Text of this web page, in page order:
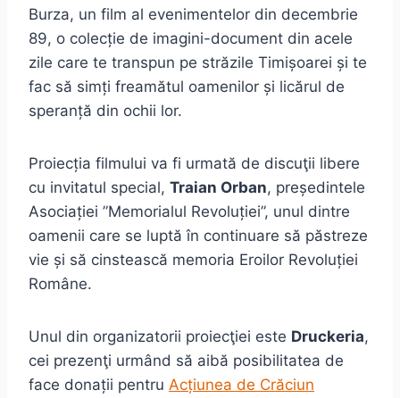
Burza, un film al evenimentelor din decembrie
89, o colecție de imagini-document din acele
zile care te transpun pe străzile Timișoarei și te
fac să simți freamătul oamenilor și licărul de
speranță din ochii lor.
Proiecția filmului va fi urmată de discuţii libere
cu invitatul special, Traian Orban, președintele
Asociației ”Memorialul Revoluției”, unul dintre
oamenii care se luptă în continuare să păstreze
vie și să cinstească memoria Eroilor Revoluției
Române.
Unul din organizatorii proiecţiei este Druckeria,
cei prezenţi urmând să aibă posibilitatea de
face donații pentru Acțiunea de Crăciun